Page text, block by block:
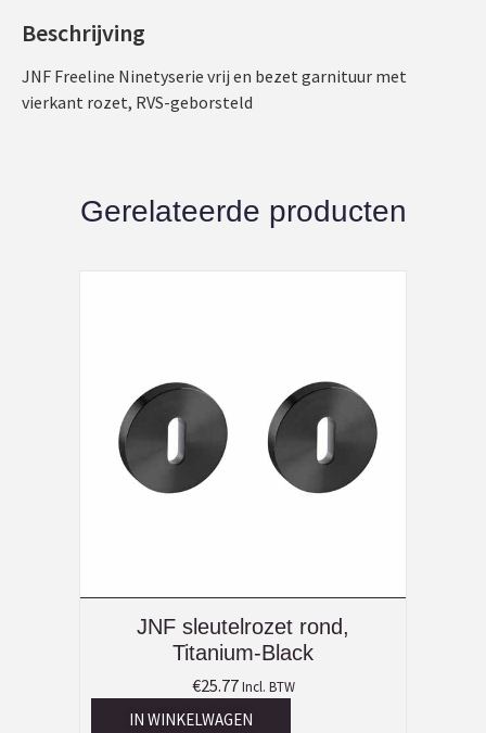
Beschrijving
JNF Freeline Ninetyserie vrij en bezet garnituur met
vierkant rozet, RVS-geborsteld
Gerelateerde producten
JNF sleutelrozet rond,
Titanium-Black
€25.77 Incl. BTW
IN WINKELWAGEN